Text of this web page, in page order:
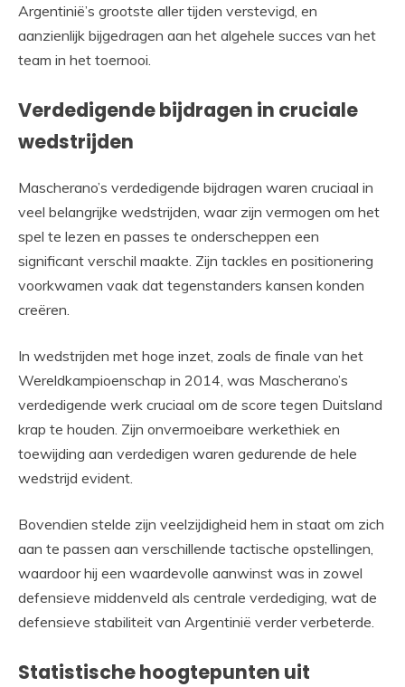
Argentinië’s grootste aller tijden verstevigd, en
aanzienlijk bijgedragen aan het algehele succes van het
team in het toernooi.
Verdedigende bijdragen in cruciale
wedstrijden
Mascherano’s verdedigende bijdragen waren cruciaal in
veel belangrijke wedstrijden, waar zijn vermogen om het
spel te lezen en passes te onderscheppen een
significant verschil maakte. Zijn tackles en positionering
voorkwamen vaak dat tegenstanders kansen konden
creëren.
In wedstrijden met hoge inzet, zoals de finale van het
Wereldkampioenschap in 2014, was Mascherano’s
verdedigende werk cruciaal om de score tegen Duitsland
krap te houden. Zijn onvermoeibare werkethiek en
toewijding aan verdedigen waren gedurende de hele
wedstrijd evident.
Bovendien stelde zijn veelzijdigheid hem in staat om zich
aan te passen aan verschillende tactische opstellingen,
waardoor hij een waardevolle aanwinst was in zowel
defensieve middenveld als centrale verdediging, wat de
defensieve stabiliteit van Argentinië verder verbeterde.
Statistische hoogtepunten uit